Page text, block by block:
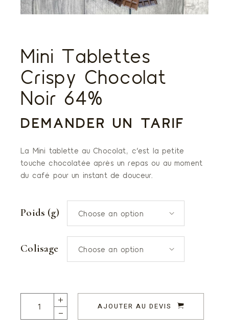
Mini Tablettes
Crispy Chocolat
Noir 64%
DEMANDER UN TARIF
La Mini tablette au Chocolat, c’est la petite
touche chocolatée après un repas ou au moment
du café pour un instant de douceur.
Poids (g) Choose an option
Colisage Choose an option
Mini Tablettes Crispy Chocolat Noir 64% quantity
AJOUTER AU DEVIS